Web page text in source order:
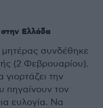
στην Ελλάδα
μητέρας συνδέθηκε
(2 Φεβρουαρίου).
την
πηγαίνουν τον
ευλογία. Να